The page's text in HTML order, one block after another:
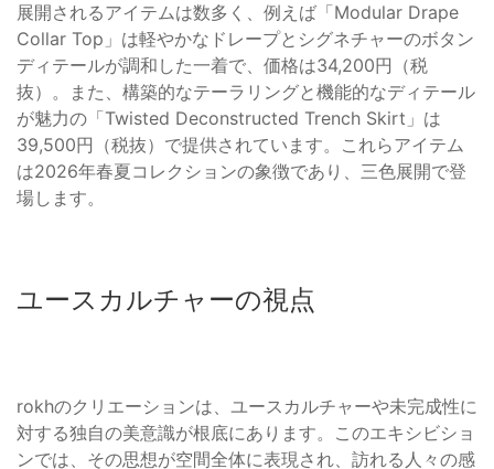
展開されるアイテムは数多く、例えば「Modular Drape
Collar Top」は軽やかなドレープとシグネチャーのボタン
ディテールが調和した一着で、価格は34,200円（税
抜）。また、構築的なテーラリングと機能的なディテール
が魅力の「Twisted Deconstructed Trench Skirt」は
39,500円（税抜）で提供されています。これらアイテム
は2026年春夏コレクションの象徴であり、三色展開で登
場します。
ユースカルチャーの視点
rokhのクリエーションは、ユースカルチャーや未完成性に
対する独自の美意識が根底にあります。このエキシビショ
ンでは、その思想が空間全体に表現され、訪れる人々の感